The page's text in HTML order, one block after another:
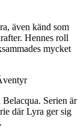
även känd som
Hennes roll
mycket
Serien är
där Lyra ger sig